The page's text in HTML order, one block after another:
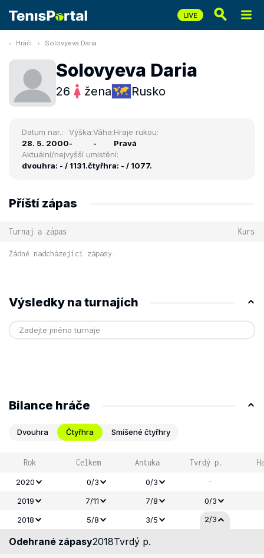
Hráči Solovyeva Daria
Solovyeva Daria
26 žena Rusko
Datum nar.:
28. 5. 2000
Výška:
-
Váha:
-
Hraje rukou:
Pravá
Aktuální/nejvyšší umístění:
dvouhra: - / 1131.čtyřhra: - / 1077.
Příští zápas
Turnaj a zápas Kurs
Žádné nadcházející zápasy.
Výsledky na turnajích
Bilance hráče
Dvouhra Čtyřhra Smíšené čtyřhry
Rok Celkem Antuka Tvrdý p.
2020 0/3 0/3 -
2019 7/11 7/8
0/3
2018
5/8 3/5 2/3
Odehrané zápasy2018Tvrdý p.